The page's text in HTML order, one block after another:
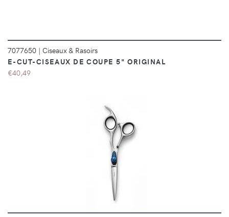
7077650 | Ciseaux & Rasoirs
E-CUT-CISEAUX DE COUPE 5" ORIGINAL
€40,49
DÉTAILS